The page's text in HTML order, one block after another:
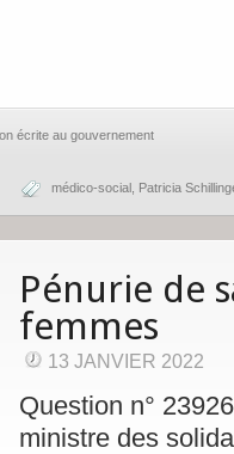
écrite au gouvernement
médico-social Patricia
Pénurie de
femmes
13 JANVIER 2022
Question n°
ministre des